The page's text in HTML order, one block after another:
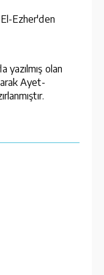
Ezher'den
yazılmış olan
Ayet-